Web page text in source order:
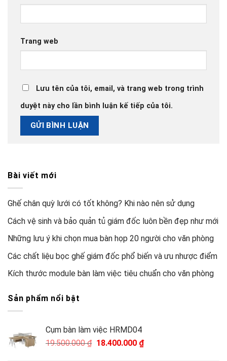
Trang web
Lưu tên của tôi, email, và trang web trong trình
duyệt này cho lần bình luận kế tiếp của tôi.
Bài viết mới
Ghế chân quỳ lưới có tốt không? Khi nào nên sử dụng
Cách vệ sinh và bảo quản tủ giám đốc luôn bền đẹp như mới
Những lưu ý khi chọn mua bàn họp 20 người cho văn phòng
Các chất liệu bọc ghế giám đốc phổ biến và ưu nhược điểm
Kích thước module bàn làm việc tiêu chuẩn cho văn phòng
Sản phẩm nổi bật
Cụm bàn làm việc HRMD04
19.500.000₫ Giá
18.400.000 ₫Giá